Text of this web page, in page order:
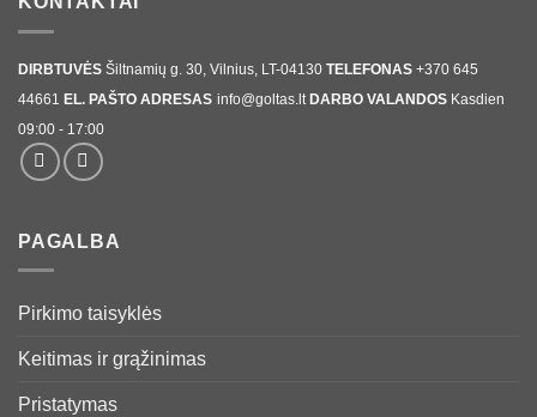
DIRBTUVĖS Šiltnamių g. 30, Vilnius, LT-04130 TELEFONAS +370 645
44661 EL. PAŠTO ADRESAS info@goltas.lt DARBO VALANDOS Kasdien
09:00 - 17:00
PAGALBA
Pirkimo taisyklės
Keitimas ir grąžinimas
Pristatymas